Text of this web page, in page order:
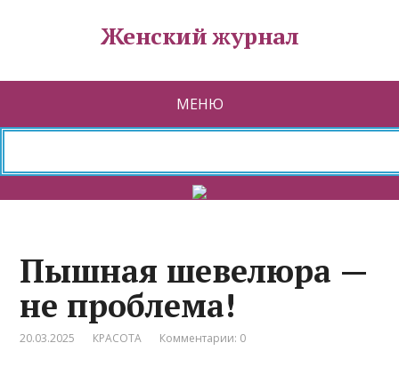
Женский журнал
МЕНЮ
Пышная шевелюра —
не проблема!
20.03.2025 КРАСОТА Комментарии: 0